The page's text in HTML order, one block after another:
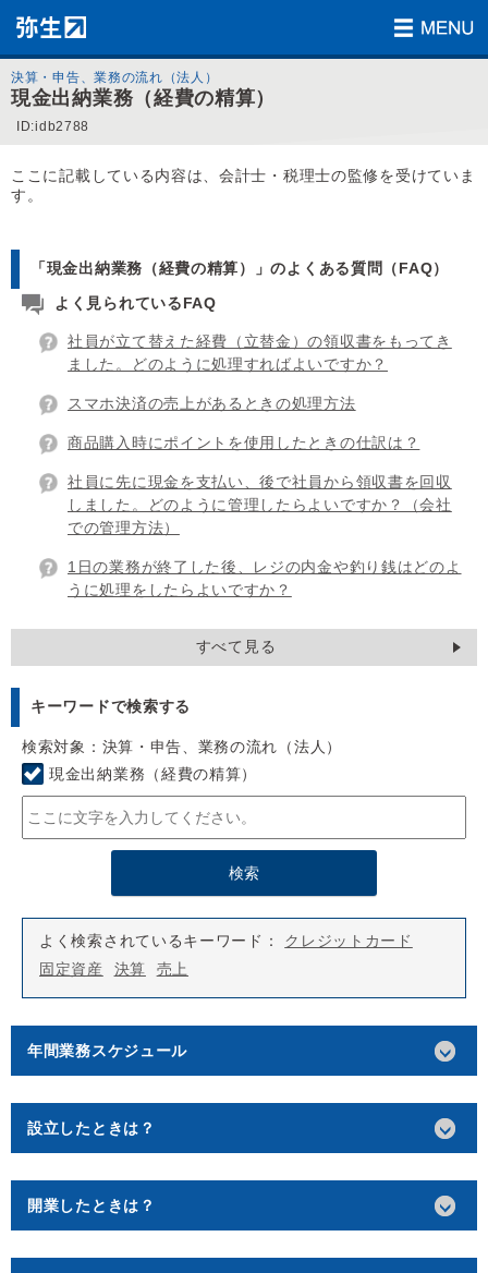
決算・申告、業務の流れ（法人）
現金出納業務（経費の精算）
ID:idb2788
ここに記載している内容は、会計士・税理士の監修を受けていま
す。
「現金出納業務（経費の精算）」のよくある質問（FAQ）
よく見られているFAQ
社員が立て替えた経費（立替金）の領収書をもってき
ました。どのように処理すればよいですか？
スマホ決済の売上があるときの処理方法
商品購入時にポイントを使用したときの仕訳は？
社員に先に現金を支払い、後で社員から領収書を回収
しました。どのように管理したらよいですか？（会社
での管理方法）
1日の業務が終了した後、レジの内金や釣り銭はどのよ
うに処理をしたらよいですか？
すべて見る
キーワードで検索する
検索対象：決算・申告、業務の流れ（法人）
現金出納業務（経費の精算）
よく検索されているキーワード： クレジットカード
固定資産
決算 売上
年間業務スケジュール
設立したときは？
開業したときは？